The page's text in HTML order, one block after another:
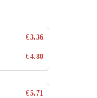
€3.36
€4.80
€5.71